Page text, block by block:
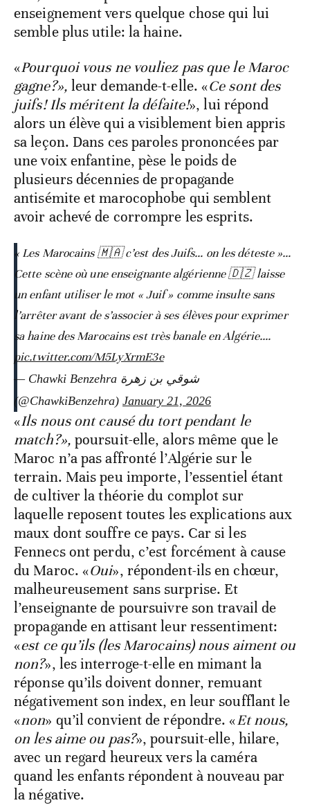
enseignement vers quelque chose qui lui
semble plus utile: la haine.
«Pourquoi vous ne vouliez pas que le Maroc
gagne?», leur demande-t-elle. «Ce sont des
juifs! Ils méritent la défaite!», lui répond
alors un élève qui a visiblement bien appris
sa leçon. Dans ces paroles prononcées par
une voix enfantine, pèse le poids de
plusieurs décennies de propagande
antisémite et marocophobe qui semblent
avoir achevé de corrompre les esprits.
« Les Marocains 🇲🇦 c’est des Juifs… on les déteste »…
Cette scène où une enseignante algérienne 🇩🇿 laisse
un enfant utiliser le mot « Juif » comme insulte sans
l’arrêter avant de s’associer à ses élèves pour exprimer
sa haine des Marocains est très banale en Algérie.…
pic.twitter.com/M5LyXrmE3e
— Chawki Benzehra شوقي بن زهرة
(@ChawkiBenzehra) January 21, 2026
«Ils nous ont causé du tort pendant le
match?», poursuit-elle, alors même que le
Maroc n’a pas affronté l’Algérie sur le
terrain. Mais peu importe, l’essentiel étant
de cultiver la théorie du complot sur
laquelle reposent toutes les explications aux
maux dont souffre ce pays. Car si les
Fennecs ont perdu, c’est forcément à cause
du Maroc. «Oui», répondent-ils en chœur,
malheureusement sans surprise. Et
l’enseignante de poursuivre son travail de
propagande en attisant leur ressentiment:
«est ce qu’ils (les Marocains) nous aiment ou
non?», les interroge-t-elle en mimant la
réponse qu’ils doivent donner, remuant
négativement son index, en leur soufflant le
«non» qu’il convient de répondre. «Et nous,
on les aime ou pas?», poursuit-elle, hilare,
avec un regard heureux vers la caméra
quand les enfants répondent à nouveau par
la négative.